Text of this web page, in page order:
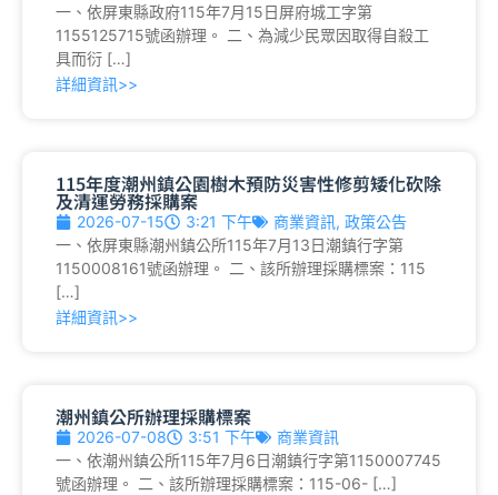
一、依屏東縣政府115年7月15日屏府城工字第
1155125715號函辦理。 二、為減少民眾因取得自殺工
具而衍 […]
詳細資訊>>
115年度潮州鎮公園樹木預防災害性修剪矮化砍除
及清運勞務採購案
2026-07-15 3:21 下午 商業資訊, 政策公告
一、依屏東縣潮州鎮公所115年7月13日潮鎮行字第
1150008161號函辦理。 二、該所辦理採購標案：115
[…]
詳細資訊>>
潮州鎮公所辦理採購標案
2026-07-08 3:51 下午
商業資訊
一、依潮州鎮公所115年7月6日潮鎮行字第1150007745
號函辦理。 二、該所辦理採購標案：115-06- […]